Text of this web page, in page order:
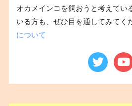
オカメインコを飼おうと考えてい
いる方も、ぜひ目を通してみてく
について